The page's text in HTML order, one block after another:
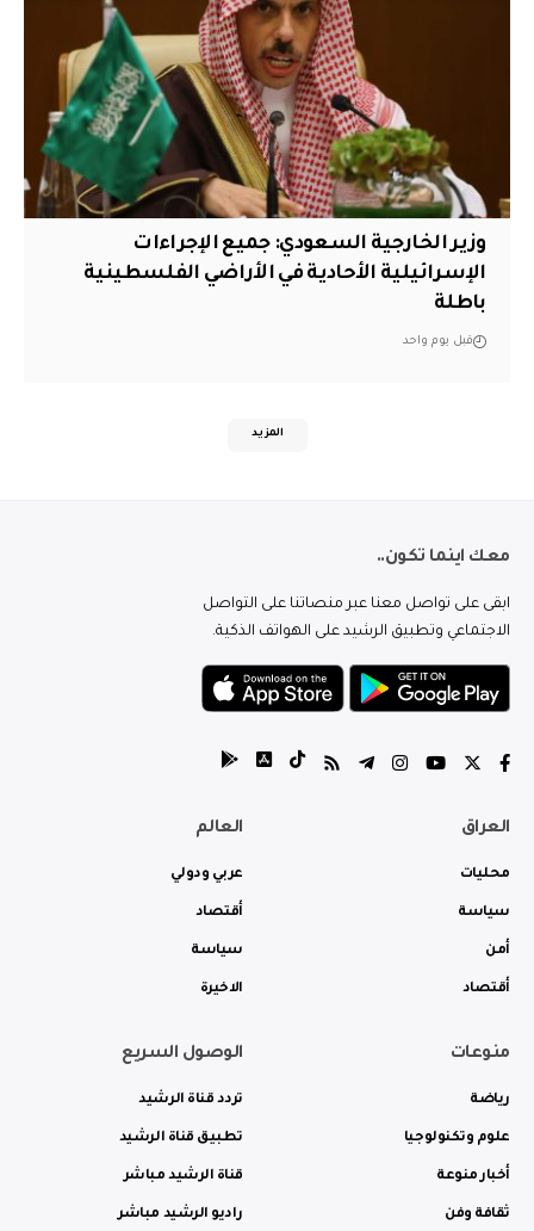
وزير الخارجية السعودي: جميع الإجراءات
الإسرائيلية الأحادية في الأراضي الفلسطينية
باطلة
قبل يوم واحد
المزيد
معك اينما تكون..
ابقى على تواصل معنا عبر منصاتنا على التواصل
الاجتماعي وتطبيق الرشيد على الهواتف الذكية.
العراق
محليات
سياسة
أمن
أقتصاد
العالم
عربي ودولي
أقتصاد
سياسة
الاخيرة
منوعات
رياضة
علوم وتكنولوجيا
أخبار منوعة
ثقافة وفن
الوصول السريع
تردد قناة الرشيد
تطبيق قناة الرشيد
قناة الرشيد مباشر
راديو الرشيد مباشر